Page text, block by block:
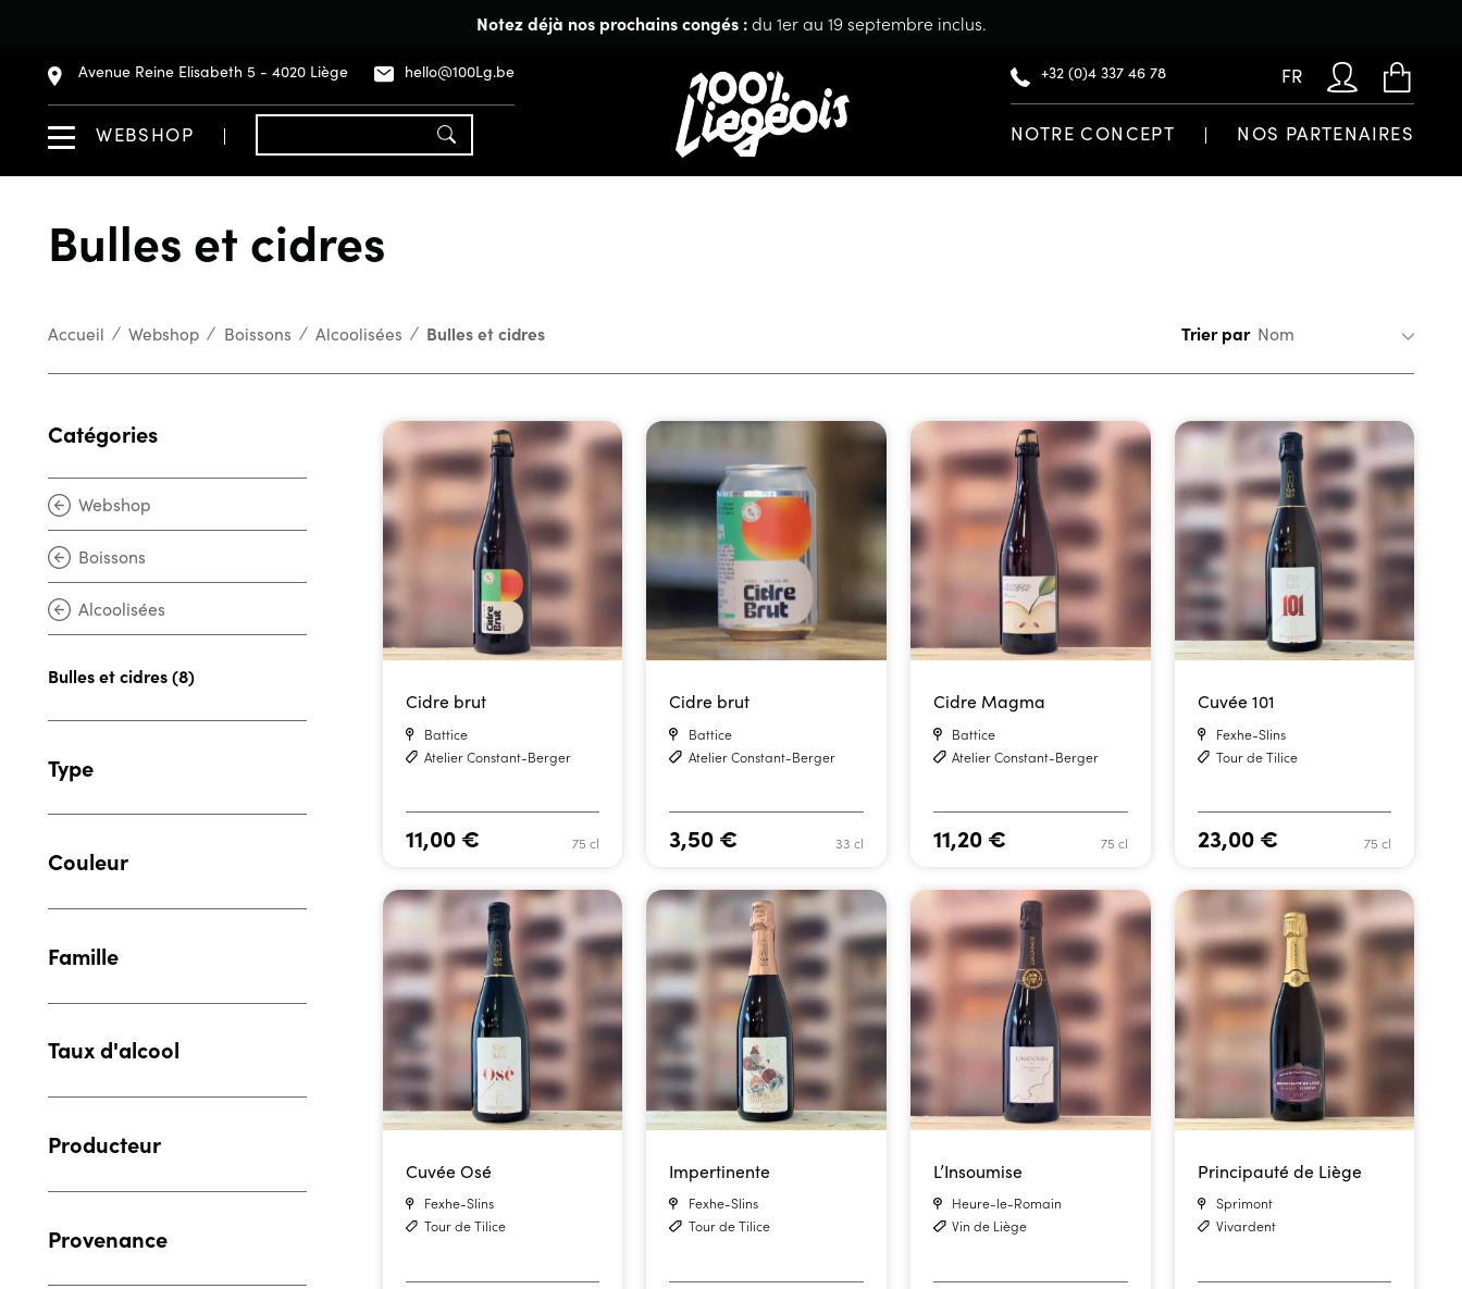
Notez déjà nos prochains congés :du 1er au 19 septembre inclus.
Avenue Reine Elisabeth 5 - 4020 Liège hello@100Lg.be
WEBSHOP
+32 (0)4 337 46 78 FR
NOTRE CONCEPT NOS PARTENAIRES
Bulles et cidres
Accueil Webshop Boissons Alcoolisées Bulles et cidres Trier par
Catégories
Webshop
Boissons
Alcoolisées
Bulles et cidres (8)
Type
Couleur
Famille
Taux d'alcool
Producteur
Provenance
Cidre brut
Battice
Atelier Constant-Berger
75 cl
11,00 €
Cidre brut
Battice
Atelier Constant-Berger
33 cl
3,50 €
Cidre Magma
Battice
Atelier Constant-Berger
75 cl
11,20 €
Cuvée 101
Fexhe-Slins
Tour de Tilice
75 cl
23,00 €
Cuvée Osé
Fexhe-Slins
Tour de Tilice
Impertinente
Fexhe-Slins
Tour de Tilice
L’Insoumise
Heure-le-Romain
Vin de Liège
Principauté de Liège
Sprimont
Vivardent